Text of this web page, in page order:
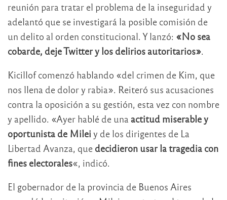
reunión para tratar el problema de la inseguridad y
adelantó que se investigará la posible comisión de
un delito al orden constitucional. Y lanzó: «No sea
cobarde, deje Twitter y los delirios autoritarios».
Kicillof comenzó hablando «del crimen de Kim, que
nos llena de dolor y rabia». Reiteró sus acusaciones
contra la oposición a su gestión, esta vez con nombre
y apellido. «Ayer hablé de una actitud miserable y
oportunista de Milei y de los dirigentes de La
Libertad Avanza, que decidieron usar la tragedia con
fines electorales«, indicó.
El gobernador de la provincia de Buenos Aires